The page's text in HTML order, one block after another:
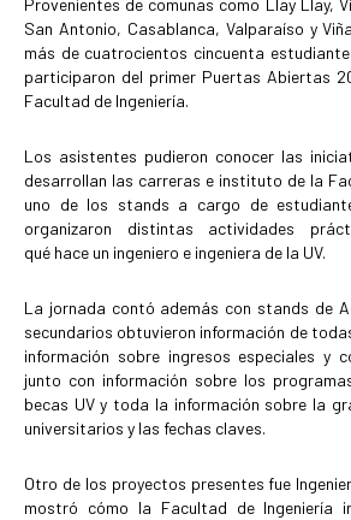
Provenientes de comunas como Llay Llay,
San Antonio, Casablanca, Valparaíso y
más de cuatrocientos cincuenta
participaron del primer Puertas Abiertas
Facultad de Ingeniería.
Los asistentes pudieron conocer las
desarrollan las carreras e instituto de la
uno de los stands a cargo de
organizaron distintas actividades
qué hace un ingeniero e ingeniera de la UV.
La jornada contó además con stands de
secundarios obtuvieron información de
información sobre ingresos especiales y
junto con información sobre los
becas UV y toda la información sobre la
universitarios y las fechas claves.
Otro de los proyectos presentes fue
mostró cómo la Facultad de Ingeniería